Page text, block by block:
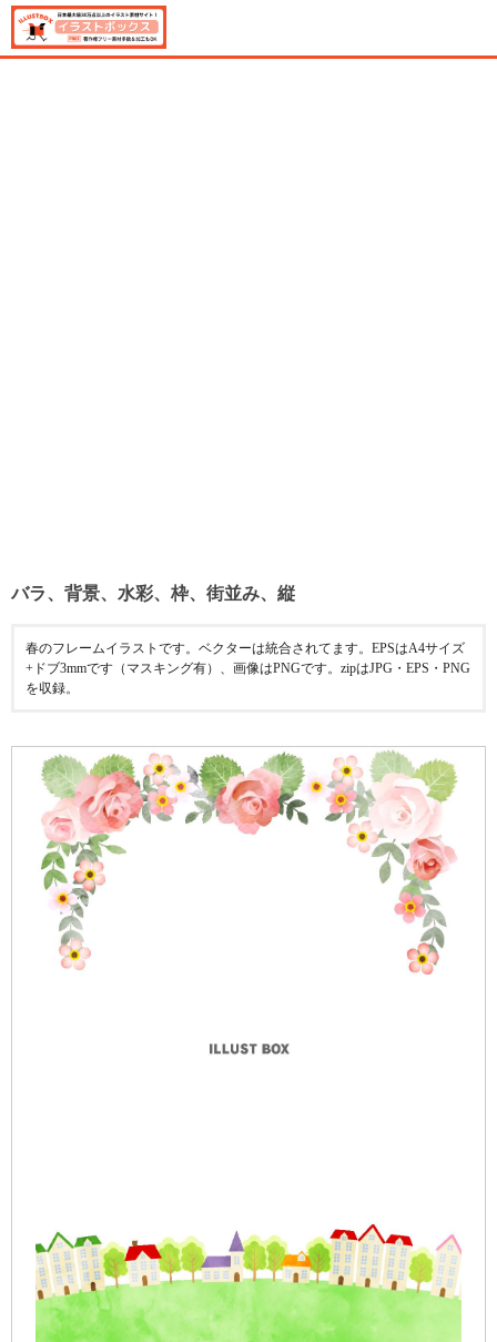
バラ、背景、水彩、枠、街並み、縦
春のフレームイラストです。ベクターは統合されてます。EPSはA4サイズ
+ドブ3mmです（マスキング有）、画像はPNGです。zipはJPG・EPS・PNG
を収録。